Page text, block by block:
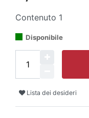
Contenuto 1
Disponibile
Lista dei desideri